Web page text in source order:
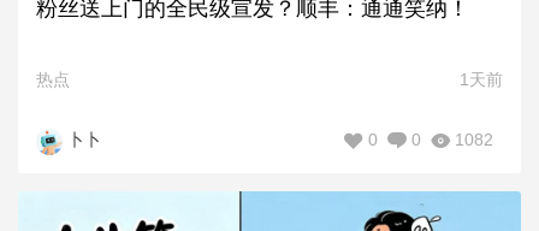
粉丝送上门的全民级宣发？顺丰：通通笑纳！
热点 1天前
卜卜 1082
0
0